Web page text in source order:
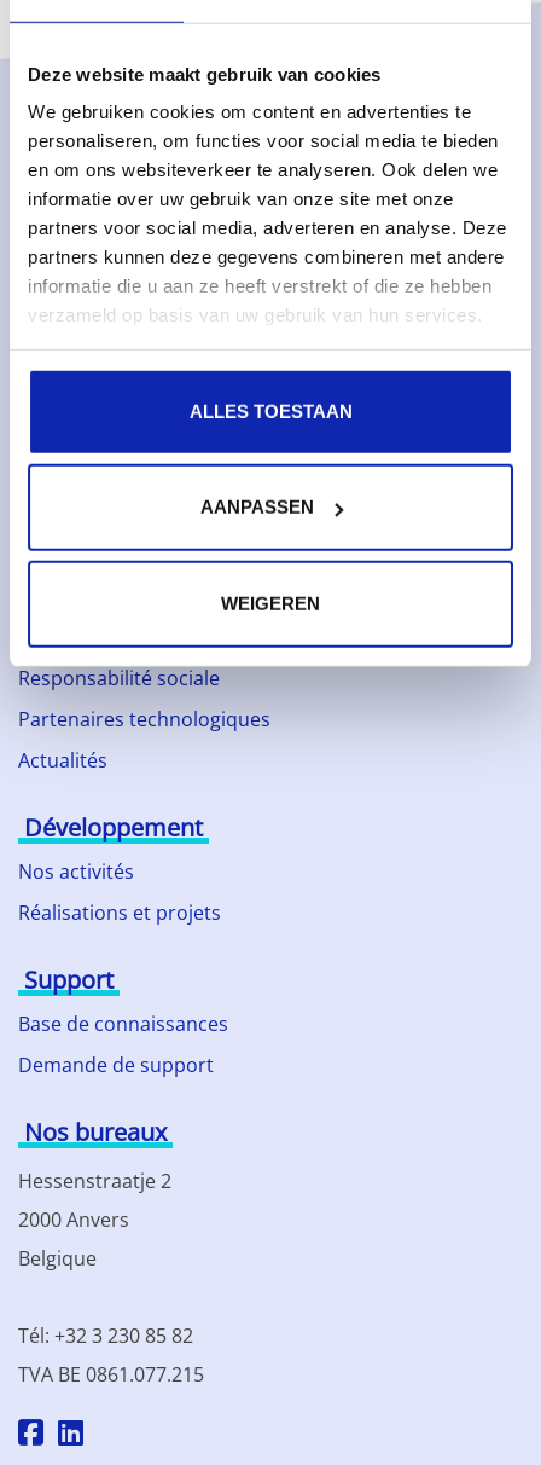
Deze website maakt gebruik van cookies
We gebruiken cookies om content en advertenties te
personaliseren, om functies voor social media te bieden
en om ons websiteverkeer te analyseren. Ook delen we
informatie over uw gebruik van onze site met onze
partners voor social media, adverteren en analyse. Deze
partners kunnen deze gegevens combineren met andere
informatie die u aan ze heeft verstrekt of die ze hebben
verzameld op basis van uw gebruik van hun services.
ALLES TOESTAAN
AANPASSEN
WEIGEREN
Solutions
Services gérés
Serveurs dédiés gérés
Surveillance & métriques
Serveurs cloud
Stockage cloud
À propos de Kinamo
Entreprise
Responsabilité sociale
Partenaires technologiques
Actualités
Développement
Nos activités
Réalisations et projets
Support
Base de connaissances
Demande de support
Nos bureaux
Hessenstraatje 2
2000 Anvers
Belgique
Tél: +32 3 230 85 82
TVA BE 0861.077.215